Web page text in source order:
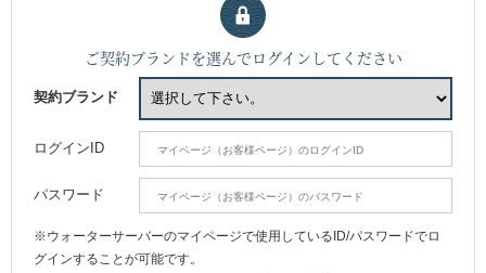
ご契約ブランドを選んでログインしてください
契約ブランド
ログインID
パスワード
※ウォーターサーバーのマイページで使用しているID/パスワードでロ
グインすることが可能です。